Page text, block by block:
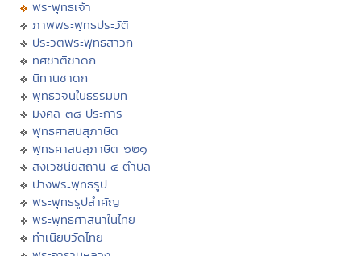
พระพุทธเจ้า
ภาพพระพุทธประวัติ
ประวัติพระพุทธสาวก
ทศชาติชาดก
นิทานชาดก
พุทธวจนในธรรมบท
มงคล ๓๘ ประการ
พุทธศาสนสุภาษิต
พุทธศาสนสุภาษิต ๖๒๑
สังเวชนียสถาน ๔ ตำบล
ปางพระพุทธรูป
พระพุทธรูปสำคัญ
พระพุทธศาสนาในไทย
ทำเนียบวัดไทย